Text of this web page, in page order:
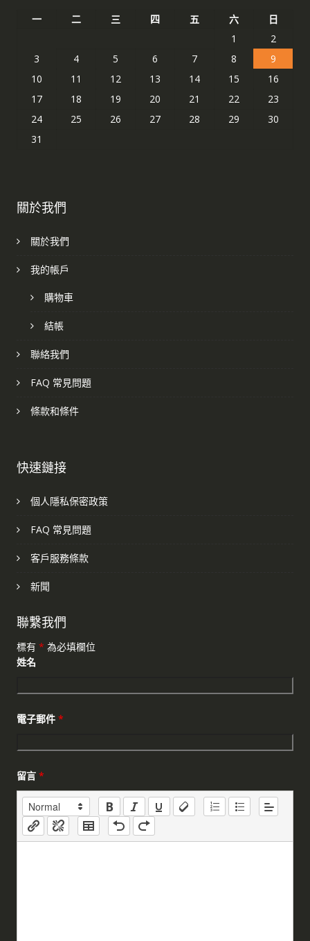
一 二 三 四 五 六
日
1
2
3
4 5 6 7 8
9
10
11 12 13 14 15
16
17
18 19 20 21 22
23
24
25 26 27 28 29
30
31
關於我們
關於我們
我的帳戶
購物車
結帳
聯絡我們
FAQ 常見問題
條款和條件
快速鏈接
個人隱私保密政策
FAQ 常見問題
客戶服務條款
新聞
聯繫我們
標有 * 為必填欄位
姓名
電子郵件 *
留言 *